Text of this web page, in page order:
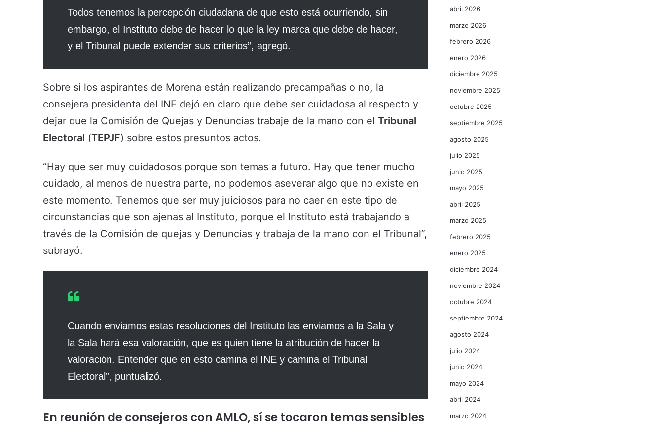
Todos tenemos la percepción ciudadana de que esto está ocurriendo, sin
embargo, el Instituto debe de hacer lo que la ley marca que debe de hacer,
y el Tribunal puede extender sus criterios”, agregó.
Sobre si los aspirantes de Morena están realizando precampañas o no, la
consejera presidenta del INE dejó en claro que debe ser cuidadosa al respecto y
dejar que la Comisión de Quejas y Denuncias trabaje de la mano con el Tribunal
Electoral (TEPJF) sobre estos presuntos actos.
“Hay que ser muy cuidadosos porque son temas a futuro. Hay que tener mucho
cuidado, al menos de nuestra parte, no podemos aseverar algo que no existe en
este momento. Tenemos que ser muy juiciosos para no caer en este tipo de
circunstancias que son ajenas al Instituto, porque el Instituto está trabajando a
través de la Comisión de quejas y Denuncias y trabaja de la mano con el Tribunal”,
subrayó.
Cuando enviamos estas resoluciones del Instituto las enviamos a la Sala y
la Sala hará esa valoración, que es quien tiene la atribución de hacer la
valoración. Entender que en esto camina el INE y camina el Tribunal
Electoral”, puntualizó.
En reunión de consejeros con AMLO, sí se tocaron temas sensibles
abril 2026
marzo 2026
febrero 2026
enero 2026
diciembre 2025
noviembre 2025
octubre 2025
septiembre 2025
agosto 2025
julio 2025
junio 2025
mayo 2025
abril 2025
marzo 2025
febrero 2025
enero 2025
diciembre 2024
noviembre 2024
octubre 2024
septiembre 2024
agosto 2024
julio 2024
junio 2024
mayo 2024
abril 2024
marzo 2024